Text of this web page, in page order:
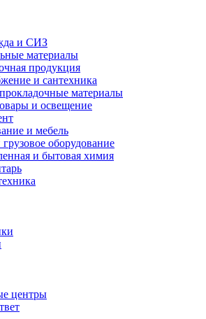
и СИЗ
материалы
продукция
и сантехника
материалы
и освещение
и мебель
оборудование
и бытовая химия
центры